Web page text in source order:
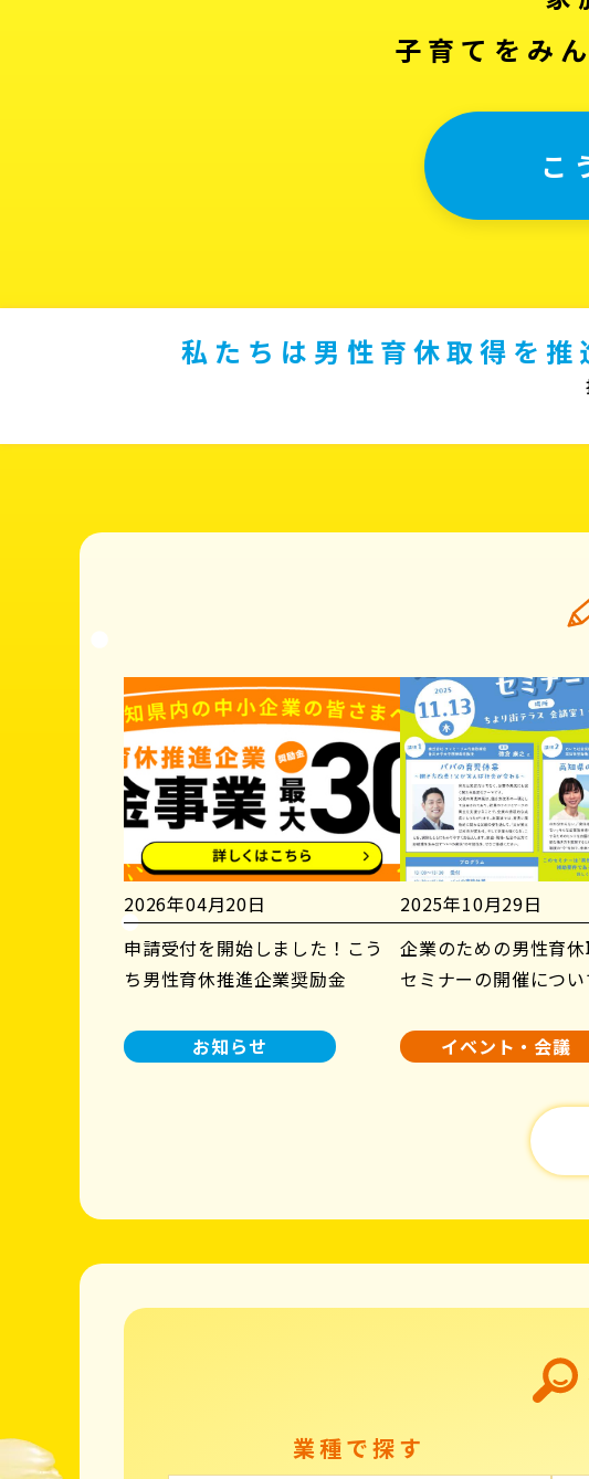
子育てをみ
こ
私たちは男性育休取得を推
2026年04月20日
申請受付を開始しました！こう
ち男性育休推進企業奨励金
お知らせ
2025年10月29日
企業のための男性育
セミナーの開催につい
イベント・会議
業種で探す